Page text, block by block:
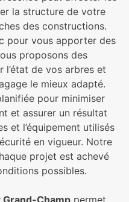
la structure de votre
des constructions.
pour vous apporter des
proposons des
l’état de vos arbres et
le mieux adapté.
pour minimiser
et assurer un résultat
et l’équipement utilisés
en vigueur. Notre
projet est achevé
possibles.
Grand-Champpermet